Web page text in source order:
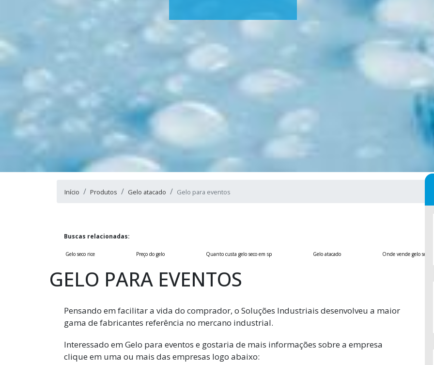
Início Produtos Gelo atacado Gelo para eventos
Buscas relacionadas:
Gelo seco rice Preço do gelo Quanto custa gelo seco em sp Gelo atacado Onde vende gelo seco
GELO PARA EVENTOS
Pensando em facilitar a vida do comprador, o Soluções Industriais desenvolveu a maior
gama de fabricantes referência no mercano industrial.
Interessado em Gelo para eventos e gostaria de mais informações sobre a empresa
clique em uma ou mais das empresas logo abaixo: